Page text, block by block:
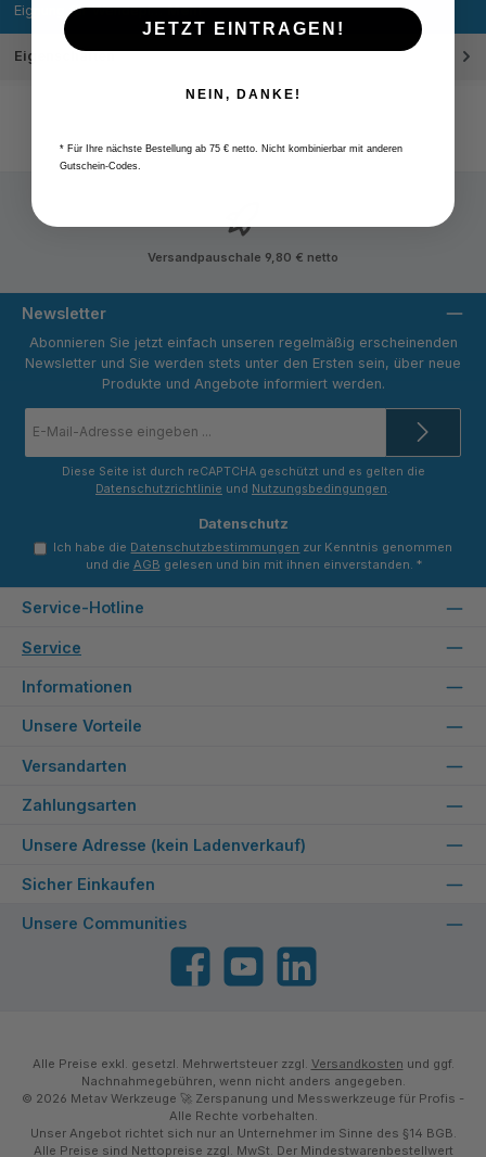
Eignung für Wendepl…Mehr
Eigenschaften
Versandpauschale 9,80 € netto
Newsletter
Abonnieren Sie jetzt einfach unseren regelmäßig erscheinenden
Newsletter und Sie werden stets unter den Ersten sein, über neue
Produkte und Angebote informiert werden.
Mail-
*
Diese Seite ist durch reCAPTCHA geschützt und es gelten die
Datenschutzrichtlinie und Nutzungsbedingungen.
Datenschutz
Ich habe die Datenschutzbestimmungen zur Kenntnis genommen
und die AGB gelesen und bin mit ihnen einverstanden. *
Service-Hotline
Service
Informationen
Unsere Vorteile
Versandarten
Zahlungsarten
Unsere Adresse (kein Ladenverkauf)
Sicher Einkaufen
Unsere Communities
FacebookYouTube
Alle Preise exkl. gesetzl. Mehrwertsteuer zzgl. Versandkosten und ggf.
Nachnahmegebühren, wenn nicht anders angegeben.
© 2026 Metav Werkzeuge 🚀 Zerspanung und Messwerkzeuge für Profis -
Alle Rechte vorbehalten.
Unser Angebot richtet sich nur an Unternehmer im Sinne des §14 BGB.
Alle Preise sind Nettopreise zzgl. MwSt. Der Mindestwarenbestellwert
JETZT EINTRAGEN!
NEIN, DANKE!
* Für Ihre nächste Bestellung ab 75 € netto. Nicht kombinierbar mit anderen
Gutschein-Codes.